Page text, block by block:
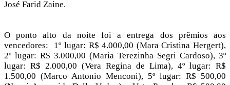
José Farid Zaine.
O ponto alto da noite foi a entrega dos prêmios aos
vencedores: 1º lugar: R$ 4.000,00 (Mara Cristina Hergert),
2º lugar: R$ 3.000,00 (Maria Terezinha Segri Cardoso), 3º
lugar: R$ 2.000,00 (Vera Regina de Lima), 4º lugar: R$
1.500,00 (Marco Antonio Menconi), 5º lugar: R$ 500,00